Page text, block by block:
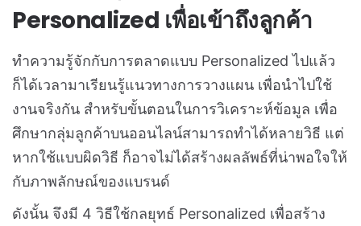
Personalized เพื่อเข้าถึงลูกค้า
ทำความรู้จักกับการตลาดแบบ Personalized ไปแล้ว
ก็ได้เวลามาเรียนรู้แนวทางการวางแผน เพื่อนำไปใช้
งานจริงกัน สำหรับขั้นตอนในการวิเคราะห์ข้อมูล เพื่อ
ศึกษากลุ่มลูกค้าบนออนไลน์สามารถทำได้หลายวิธี แต่
หากใช้แบบผิดวิธี ก็อาจไม่ได้สร้างผลลัพธ์ที่น่าพอใจให้
กับภาพลักษณ์ของแบรนด์
ดังนั้น จึงมี 4 วิธีใช้กลยุทธ์ Personalized เพื่อสร้าง